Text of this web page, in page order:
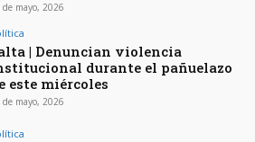
de mayo, 2026
| Denuncian violencia
durante el pañuelazo
este miércoles
de mayo, 2026